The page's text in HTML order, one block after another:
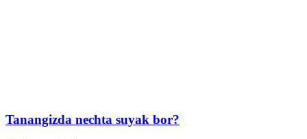
Tanangizda nechta suyak bor?